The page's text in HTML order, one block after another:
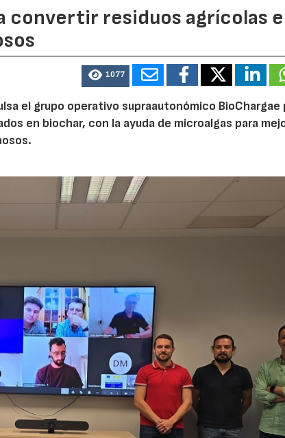
convertir residuos agrícolas
1077
el grupo operativo supraautonómico BioChargae
en biochar, con la ayuda de microalgas para